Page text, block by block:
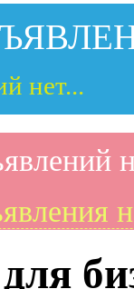
нет...